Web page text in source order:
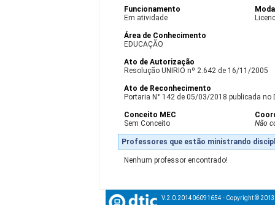
Funcionamento
Em atividade
Área de Conhecimento
EDUCAÇÃO
Ato de Autorização
Resolução UNIRIO nº 2.642 de 16/11/2005
Ato de Reconhecimento
Portaria N° 142 de 05/03/2018 publicada no
Conceito MEC
Sem Conceito
Não
Professores que estão ministrando
Nenhum professor encontrado!
V.2.0.201406091654 - Copyright ©